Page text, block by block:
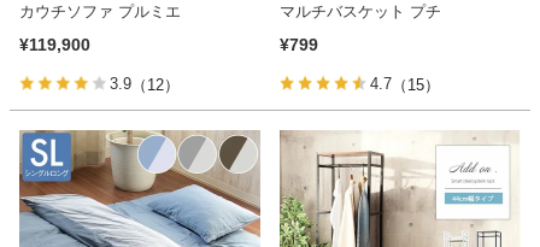
カウチソファ プルミエ
¥119,900
3.9 （12）
マルチバスケット プチ
¥799
4.7 （15）